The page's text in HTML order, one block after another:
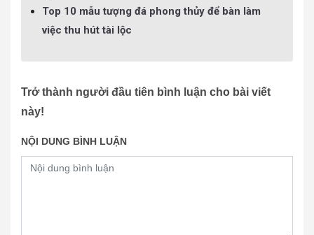
Top 10 mẫu tượng đá phong thủy để bàn làm
việc thu hút tài lộc
Trở thành người đầu tiên bình luận cho bài viết
này!
NỘI DUNG BÌNH LUẬN